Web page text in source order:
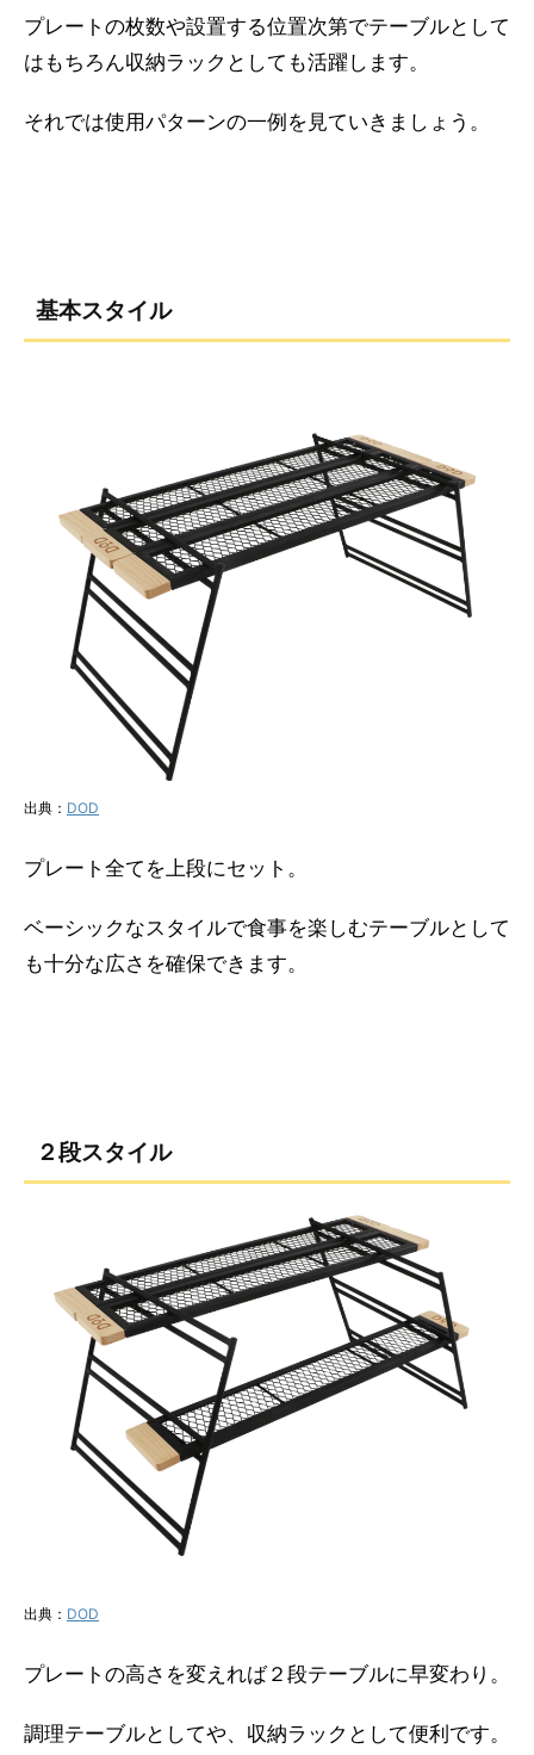
プレートの枚数や設置する位置次第でテーブルとして
はもちろん収納ラックとしても活躍します。
それでは使用パターンの一例を見ていきましょう。
基本スタイル
出典： DOD
プレート全てを上段にセット。
ベーシックなスタイルで食事を楽しむテーブルとして
も十分な広さを確保できます。
２段スタイル
出典： DOD
プレートの高さを変えれば２段テーブルに早変わり。
調理テーブルとしてや、収納ラックとして便利です。